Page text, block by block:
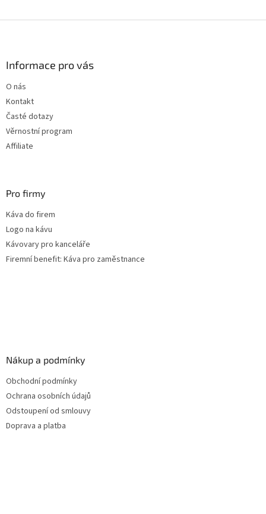
Informace pro vás
O nás
Kontakt
Časté dotazy
Věrnostní program
Affiliate
Pro firmy
Káva do firem
Logo na kávu
Kávovary pro kanceláře
Firemní benefit: Káva pro zaměstnance
Nákup a podmínky
Obchodní podmínky
Ochrana osobních údajů
Odstoupení od smlouvy
Doprava a platba